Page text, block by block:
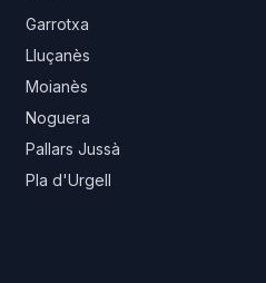
Garrotxa
Lluçanès
Moianès
Noguera
Pallars Jussà
Pla d'Urgell